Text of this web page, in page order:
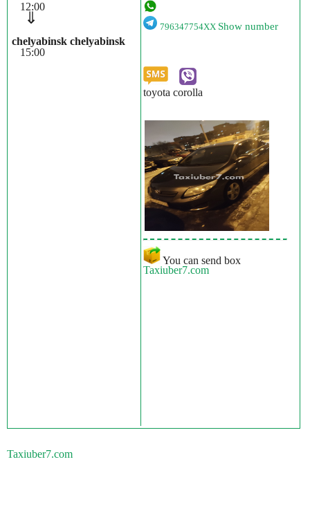
12:00
⇓
chelyabinsk chelyabinsk
15:00
796347754XX Show number
toyota corolla
You can send box
Taxiuber7.com
Taxiuber7.com